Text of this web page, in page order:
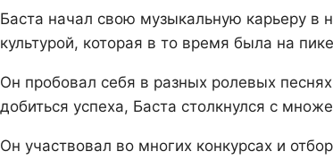
Баста начал свою музыкальную карьеру в
культурой, которая в то время была на
Он пробовал себя в разных ролевых
добиться успеха, Баста столкнулся с
Он участвовал во многих конкурсах и